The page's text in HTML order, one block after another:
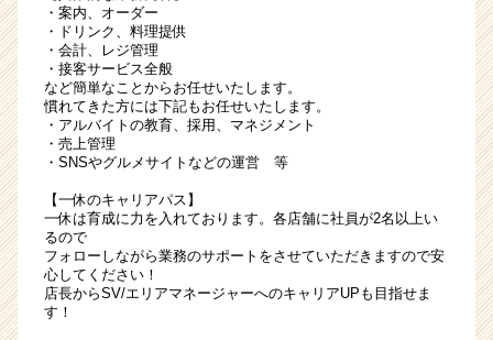
・案内、オーダー
・ドリンク、料理提供
・会計、レジ管理
・接客サービス全般
など簡単なことからお任せいたします。
慣れてきた方には下記もお任せいたします。
・アルバイトの教育、採用、マネジメント
・売上管理
・SNSやグルメサイトなどの運営 等
【一休のキャリアパス】
一休は育成に力を入れております。各店舗に社員が2名以上い
るので
フォローしながら業務のサポートをさせていただきますので安
心してください！
店長からSV/エリアマネージャーへのキャリアUPも目指せま
す！